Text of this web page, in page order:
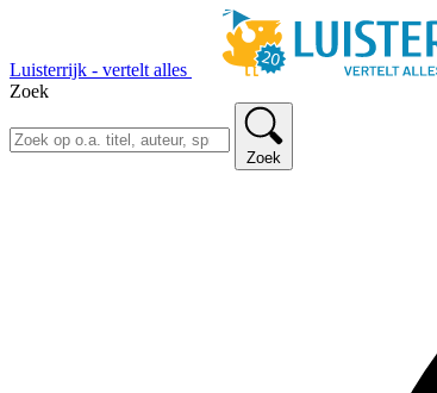
Luisterrijk - vertelt alles
Zoek
Zoek